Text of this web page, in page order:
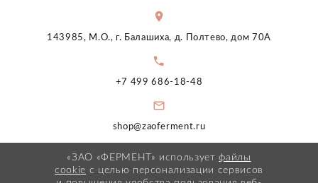
143985, М.О., г. Балашиха, д. Полтево, дом 70А
+7 499 686-18-48
shop@zaoferment.ru
«ЗАО «ФЕРМЕНТ» используетфайлы
cookie с целью персонализации сервисов